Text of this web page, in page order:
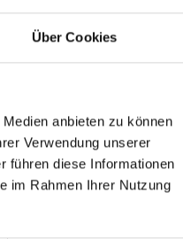
Über Cookies
anbieten zu können
Verwendung unserer
führen diese Informationen
im Rahmen Ihrer Nutzung